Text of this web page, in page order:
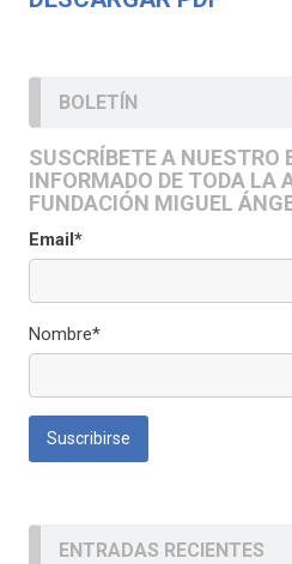
BOLETÍN
SUSCRÍBETE A NUESTRO
INFORMADO DE TODA LA
FUNDACIÓN MIGUEL
Email*
Nombre*
ENTRADAS RECIENTES